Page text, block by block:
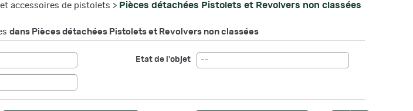
accessoires de pistolets > Pièces détachées Pistolets et Revolvers non classées
dans Pièces détachées Pistolets et Revolvers non classées
Etat de l'objet --